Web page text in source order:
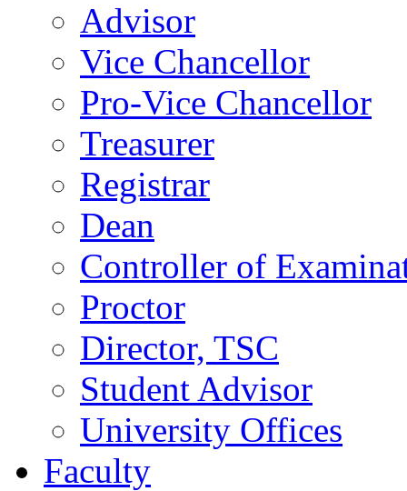
Advisor
Vice Chancellor
Pro-Vice Chancellor
Treasurer
Registrar
Dean
Controller of
Proctor
Director, TSC
Student Advisor
University Offices
Faculty